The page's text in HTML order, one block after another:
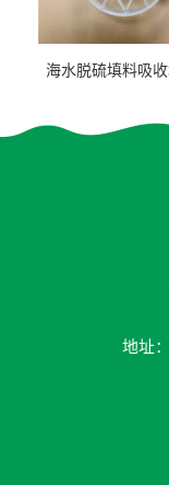
海水脱硫填料吸
地址